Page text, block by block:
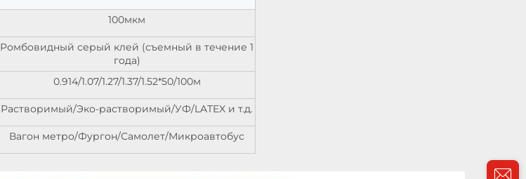
100мкм
Ромбовидный серый клей (съемный в течение 1
года)
0.914/1.07/1.27/1.37/1.52*50/100м
Растворимый/Эко-растворимый/УФ/LATEX и т.д.
Вагон метро/Фургон/Самолет/Микроавтобус